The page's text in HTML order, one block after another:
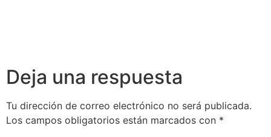
Deja una respuesta
Tu dirección de correo electrónico no será publicada.
Los campos obligatorios están marcados con *